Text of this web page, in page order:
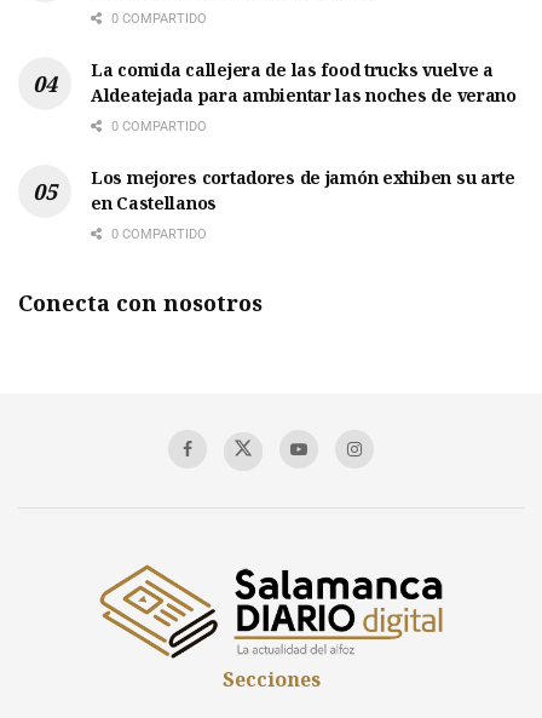
0 COMPARTIDO
La comida callejera de las food trucks vuelve a
Aldeatejada para ambientar las noches de verano
0 COMPARTIDO
Los mejores cortadores de jamón exhiben su arte
en Castellanos
0 COMPARTIDO
Conecta con nosotros
Secciones